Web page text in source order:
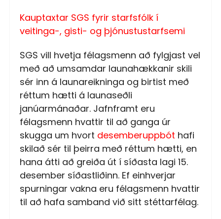
Kauptaxtar SGS fyrir starfsfólk í
veitinga-, gisti- og þjónustustarfsemi
SGS vill hvetja félagsmenn að fylgjast vel
með að umsamdar launahækkanir skili
sér inn á launareikninga og birtist með
réttum hætti á launaseðli
janúarmánaðar. Jafnframt eru
félagsmenn hvattir til að ganga úr
skugga um hvort desemberuppbót hafi
skilað sér til þeirra með réttum hætti, en
hana átti að greiða út í síðasta lagi 15.
desember síðastliðinn. Ef einhverjar
spurningar vakna eru félagsmenn hvattir
til að hafa samband við sitt stéttarfélag.